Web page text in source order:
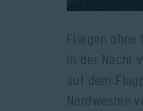
Fliegen ohne
In der Nacht
auf dem
Nordwesten